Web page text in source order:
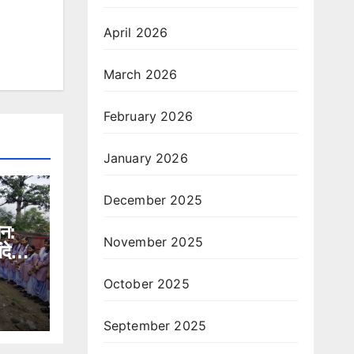
April 2026
March 2026
February 2026
January 2026
December 2025
November 2025
October 2025
September 2025